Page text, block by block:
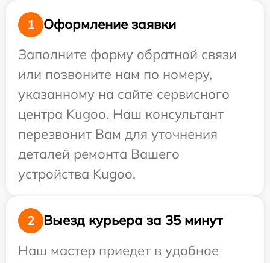
1
Оформление заявки
Заполните форму обратной связи
или позвоните нам по номеру,
указанному на сайте сервисного
центра Kugoo. Наш консультант
перезвонит Вам для уточнения
деталей ремонта Вашего
устройства Kugoo.
2
Выезд курьера за 35 минут
Наш мастер приедет в удобное